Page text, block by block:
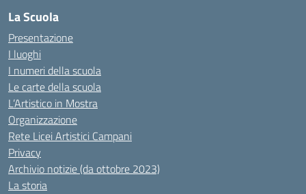
La Scuola
Presentazione
I luoghi
I numeri della scuola
Le carte della scuola
L’Artistico in Mostra
Organizzazione
Rete Licei Artistici Campani
Privacy
Archivio notizie (da ottobre 2023)
La storia